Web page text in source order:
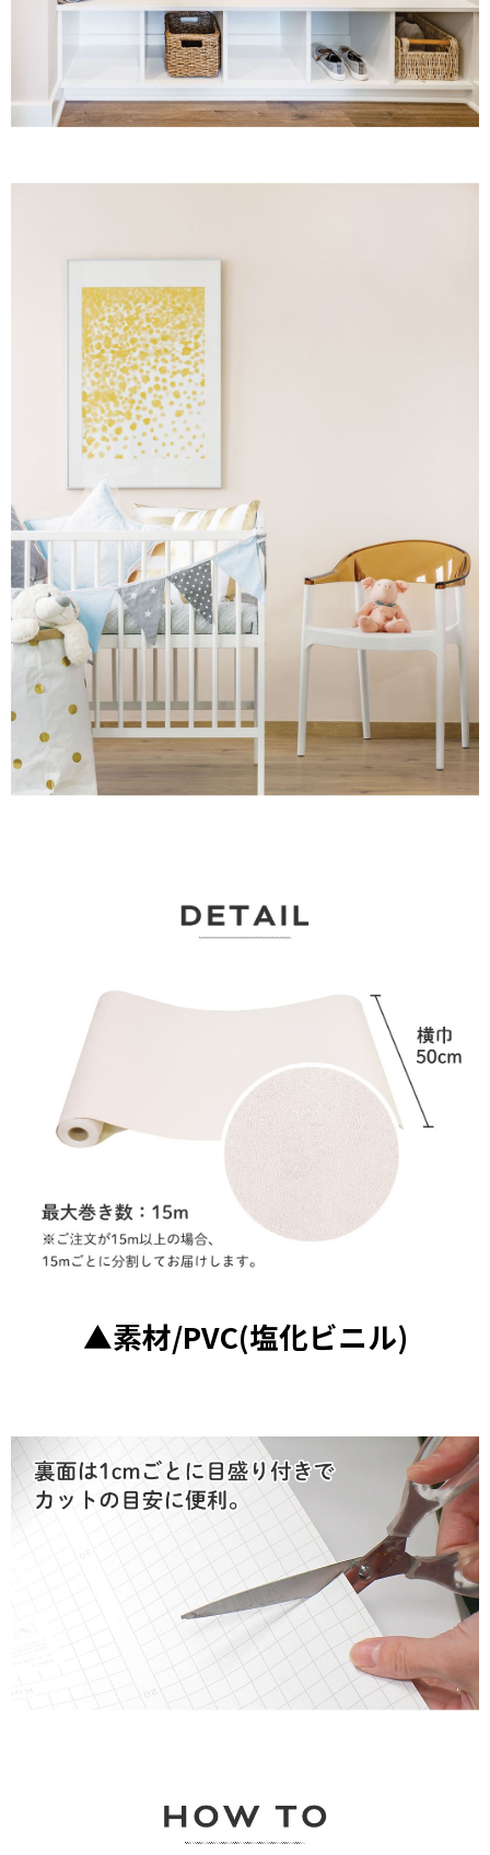
▲素材/PVC(塩化ビニル)
お買い物を続ける カートへ進む